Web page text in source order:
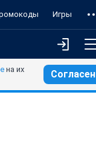
Игры
на их
Согласен